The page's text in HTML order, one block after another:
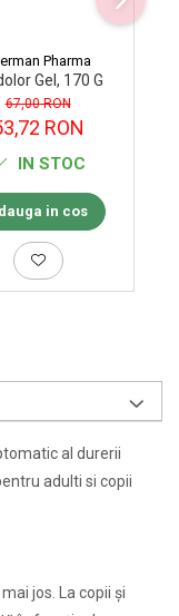
Pharma
Gel, 170 G
67,00 RON
RON
IN STOC
in cos
al durerii
adulti si copii
jos. La copii şi